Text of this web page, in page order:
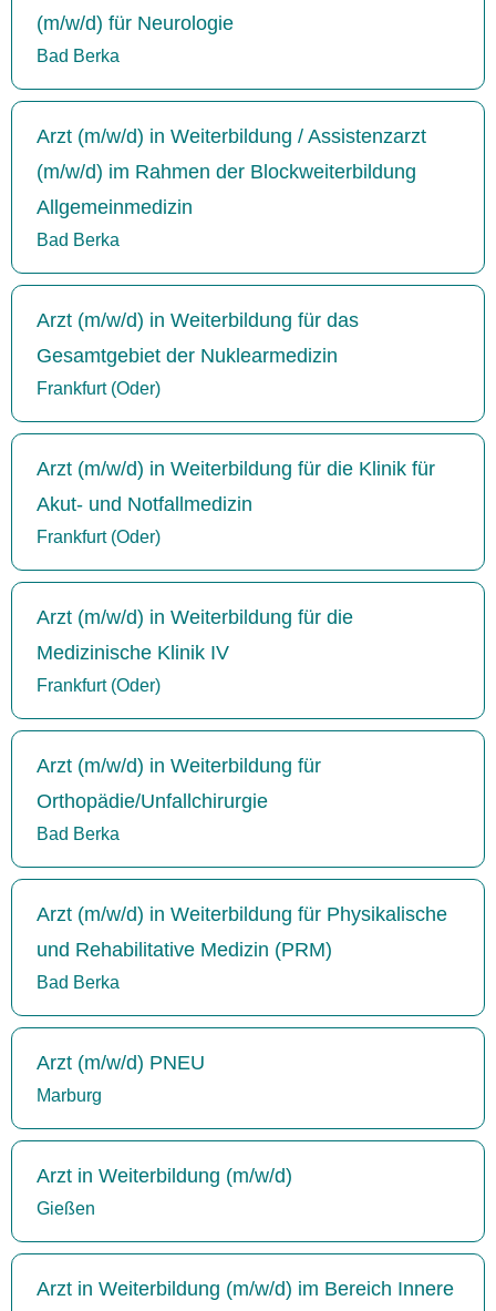
(m/w/d) für Neurologie
Bad Berka
Arzt (m/w/d) in Weiterbildung / Assistenzarzt
(m/w/d) im Rahmen der Blockweiterbildung
Allgemeinmedizin
Bad Berka
Arzt (m/w/d) in Weiterbildung für das
Gesamtgebiet der Nuklearmedizin
Frankfurt (Oder)
Arzt (m/w/d) in Weiterbildung für die Klinik für
Akut- und Notfallmedizin
Frankfurt (Oder)
Arzt (m/w/d) in Weiterbildung für die
Medizinische Klinik IV
Frankfurt (Oder)
Arzt (m/w/d) in Weiterbildung für
Orthopädie/Unfallchirurgie
Bad Berka
Arzt (m/w/d) in Weiterbildung für Physikalische
und Rehabilitative Medizin (PRM)
Bad Berka
Arzt (m/w/d) PNEU
Marburg
Arzt in Weiterbildung (m/w/d)
Gießen
Arzt in Weiterbildung (m/w/d) im Bereich Innere